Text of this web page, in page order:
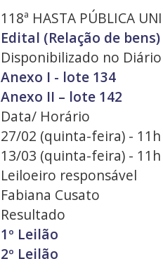
118ª HASTA PÚBLICA
Edital (Relação de bens)
Disponibilizado no
Anexo I - lote 134
Anexo II – lote 142
Data/ Horário
27/02 (quinta-feira) - 11h
13/03 (quinta-feira) - 11h
Leiloeiro responsável
Fabiana Cusato
Resultado
1º Leilão
2º Leilão